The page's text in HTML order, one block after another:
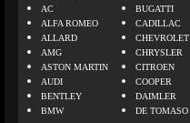
AC
ALFA ROMEO
ALLARD
AMG
ASTON MARTIN
AUDI
BENTLEY
BMW
BUGATTI
CADILLAC
CHEVROLET
CHRYSLER
CITROEN
COOPER
DAIMLER
DE TOMASO